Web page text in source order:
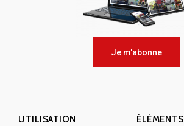
Je m'abonne
UTILISATION ÉLÉMENTS